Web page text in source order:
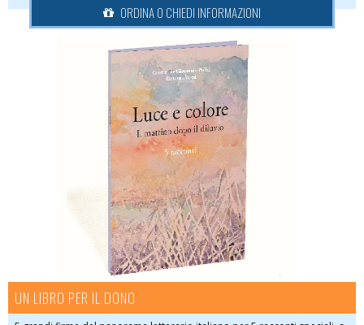
ORDINA O CHIEDI INFORMAZIONI
UN LIBRO PER IL DONO